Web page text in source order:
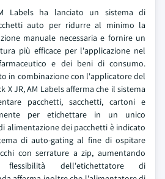
Labels ha lanciato un sistema di
auto per ridurre al minimo la
manuale necessaria e fornire un
più efficace per l'applicazione nel
e dei beni di consumo.
in combinazione con l'applicatore del
X JR, AM Labels afferma che il sistema
pacchetti, sacchetti, cartoni e
per etichettare in un unico
alimentazione dei pacchetti è indicato
di auto-gating al fine di ospitare
con serrature a zip, aumentando
dell'etichettatore di